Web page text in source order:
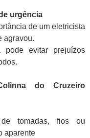
urgência
de um eletricista
agravou.
pode evitar prejuízos
do Cruzeiro
tomadas, fios ou
aparente